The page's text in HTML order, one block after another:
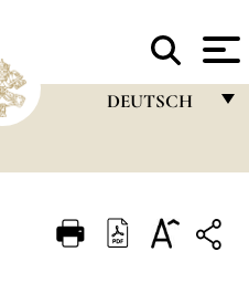
DEUTSCH
ITALIANO